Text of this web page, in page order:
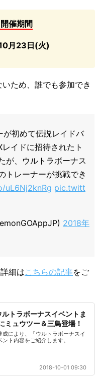
催期間
月23日(火)
ため、誰でも参加でき
が初めて伝説レイドバ
イドに招待されたト
が、ウルトラボーナス
トレーナーが挑戦でき
uL6Nj2knRg pic.twitt
2018年
細はこちらの記事をご
ルトラボーナスイベントま
ミュウツー＆三鳥登場！
により、「ウルトラボーナスイ
ト内容をご紹介します。
2018-10-01 09:30